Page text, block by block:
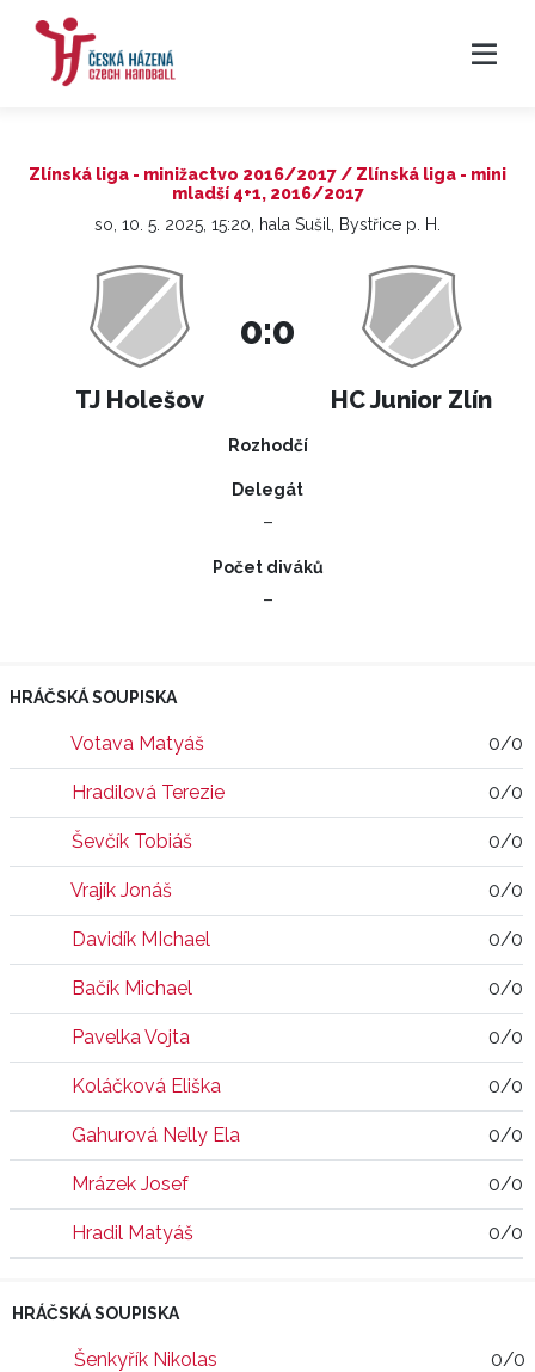
Zlínská liga - minižactvo 2016/2017 / Zlínská liga - mini
mladší 4+1, 2016/2017
so, 10. 5. 2025, 15:20, hala Sušil, Bystřice p. H.
TJ Holešov
0:0
HC Junior Zlín
Rozhodčí
Delegát
–
Počet diváků
–
HRÁČSKÁ SOUPISKA
Votava Matyáš 0/0
Hradilová Terezie 0/0
Ševčík Tobiáš 0/0
Vrajík Jonáš 0/0
Davidík MIchael 0/0
Bačík Michael 0/0
Pavelka Vojta 0/0
Koláčková Eliška 0/0
Gahurová Nelly Ela 0/0
Mrázek Josef 0/0
Hradil Matyáš 0/0
HRÁČSKÁ SOUPISKA
Šenkyřík Nikolas 0/0